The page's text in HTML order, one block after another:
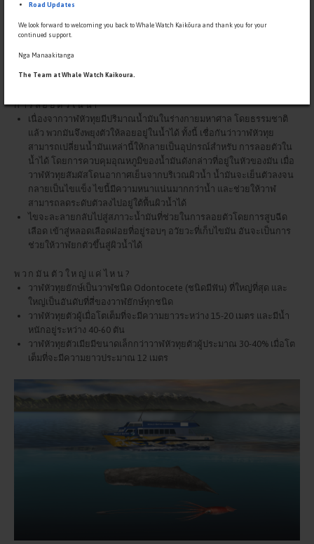
Road Updates
We look forward to welcoming you back to Whale Watch Kaikōura and thank you for your
continued support.
Nga Manaakitanga
The Team at Whale Watch Kaikoura.
ตำแหน่งการสะท้อนเสียง
เมื่อคลื่นเสียง (เสียงแหลมสั้น) เดินทางผ่านน้ำมันที่เป็นไขปลาวาฬนี้
เสียงจะถูกปรับเพิ่มและขยาย วาฬหัวทุยได้รับพิจารณาว่าเป็นหนึ่งในสัตว์
ทั้งนี้ เชื่อว่าวาฬหัวทุยสามารถใช้โซนาร์ของมันสำหรับหาตำแหน่งของ
เหยื่อและทำให้ เหยื่อหมดสติหรือฆ่าเหยื่อได้เลยทีเดียว
การลอยตัวในน้ำ
เนื่องจากวาฬหัวทุยมีปริมาณน้ำมันในร่างกายมหาศาล โดยธรรมชาติ
แล้ว พวกมันจึงพยุงตัวให้ลอยอยู่ในน้ำได้ ทั้งนี้ เชื่อกันว่าวาฬหัวทุย
สามารถเปลี่ยนน้ำมันเหล่านี้ให้กลายเป็นอุปกรณ์สำหรับ การลอยตัวใน
น้ำได้ โดยการควบคุมอุณหภูมิของน้ำมันดังกล่าวที่อยู่ในหัวของมัน เมื่อ
วาฬหัวทุยสัมผัสโดนอากาศเย็นจากบริเวณผิวน้ำ น้ำมันจะเย็นตัวลงจน
กลายเป็นไขแข็ง ไขนี้มีความหนาแน่นมากกว่าน้ำ และช่วยให้วาฬ
สามารถลดระดับตัวลงไปอยู่ใต้พื้นผิวน้ำได้
ไขจะละลายกลับไปสู่สภาวะน้ำมันที่ช่วยในการลอยตัวโดยการสูบฉีด
เลือด เข้าสู่หลอดเลือดฝอยที่อยู่รอบๆ อวัยวะที่เก็บไขมัน อันจะเป็นการ
ช่วยให้วาฬยกตัวขึ้นสู่ผิวน้ำได้
พวกมันตัวใหญ่แค่ไหน?
วาฬหัวทุยยักษ์เป็นวาฬชนิด Odontocete (ชนิดมีฟัน) ที่ใหญ่ที่สุด และ
ใหญ่เป็นอันดับที่สี่ของวาฬยักษ์ทุกชนิด
วาฬหัวทุยตัวผู้เมื่อโตเต็มที่จะมีความยาวระหว่าง 15-20 เมตร และมีน้ำ
หนักอยู่ระหว่าง 40-60 ตัน
วาฬหัวทุยตัวเมียมีขนาดเล็กกว่าวาฬหัวทุยตัวผู้ประมาณ 30-40% เมื่อโต
เต็มที่จะมีความยาวประมาณ 12 เมตร